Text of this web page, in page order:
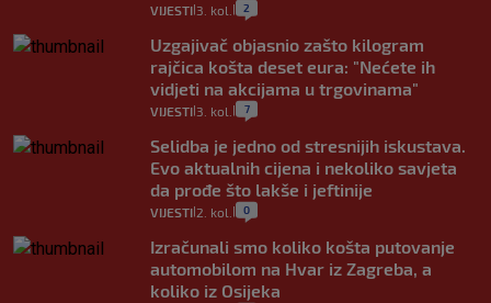
VIJESTI 3. kol. 2
Uzgajivač objasnio zašto kilogram
rajčica košta deset eura: "Nećete ih
vidjeti na akcijama u trgovinama"
VIJESTI 3. kol. 7
Selidba je jedno od stresnijih iskustava.
Evo aktualnih cijena i nekoliko savjeta
da prođe što lakše i jeftinije
VIJESTI 2. kol. 0
Izračunali smo koliko košta putovanje
automobilom na Hvar iz Zagreba, a
koliko iz Osijeka